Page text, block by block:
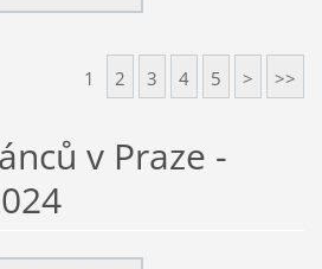
1 2 3 4 5 > >>
v Praze -